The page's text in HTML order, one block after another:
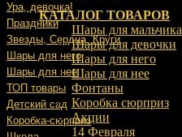
Ура, девочка!
Праздники
Звезды, Сердца, Круги
Шары для него
Шары для нее
ТОП товары
Детский сад
Коробка-сюрприз
КАТАЛОГ ТОВАРОВ
Шары для мальчика
Шары для девочки
Шары для него
Шары для нее
Фонтаны
Коробка сюрприз
Акции
14 Февраля